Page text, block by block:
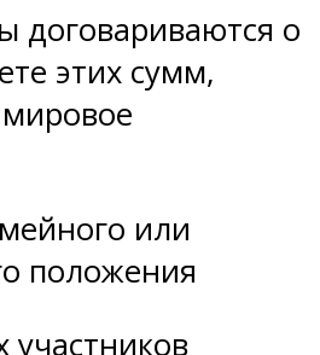
договариваются о
этих сумм,
или
положения
участников